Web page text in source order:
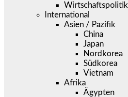
Wirtschaftspolitik
International
Asien / Pazifik
China
Japan
Nordkorea
Südkorea
Vietnam
Afrika
Ägypten